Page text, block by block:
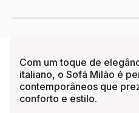
Com um toque de
italiano, o Sofá Milão é
contemporâneos que
conforto e estilo.